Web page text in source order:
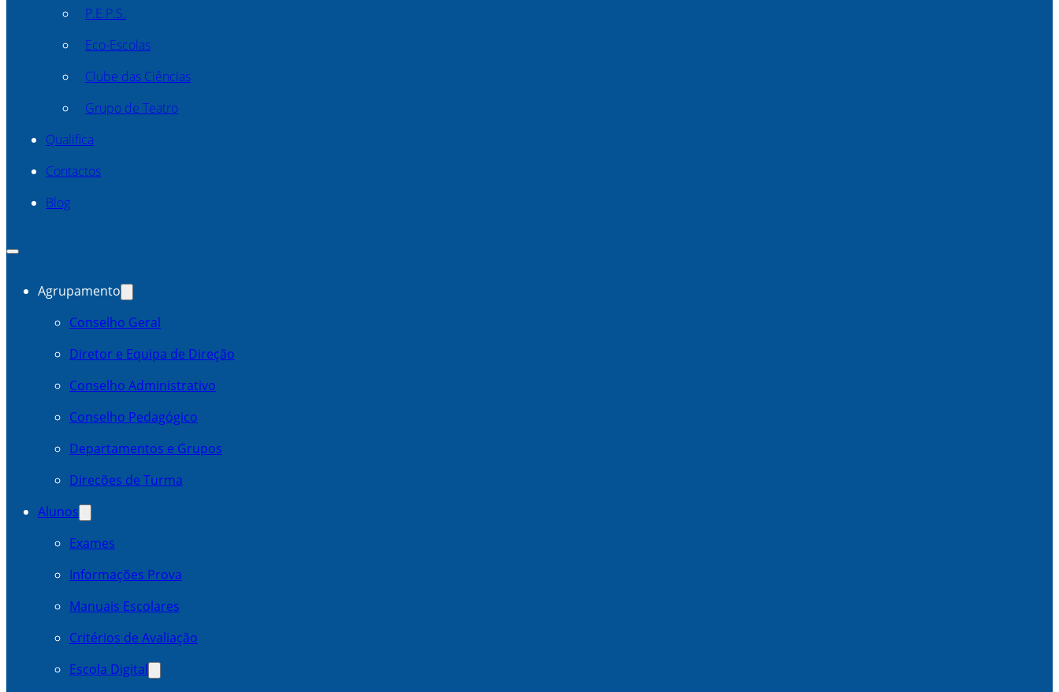
P.E.P.S.
Eco-Escolas
Clube das Ciências
Grupo de Teatro
Qualifica
Contactos
Blog
Agrupamento
Conselho Geral
Diretor e Equipa de Direção
Conselho Administrativo
Conselho Pedagógico
Departamentos e Grupos
Direcões de Turma
Alunos
Exames
Informações Prova
Manuais Escolares
Critérios de Avaliação
Escola Digital